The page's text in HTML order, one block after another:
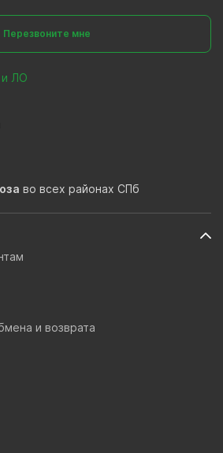
и возврата
Перезвоните мне
и ЛО
во всех районах СПб